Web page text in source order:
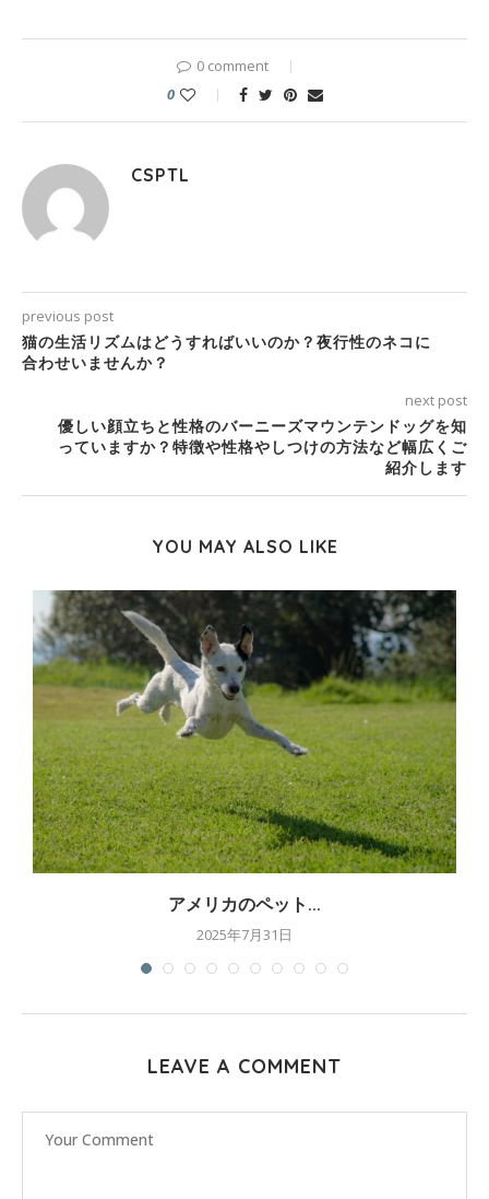
0 comment
0
CSPTL
previous post
猫の生活リズムはどうすればいいのか？夜行性のネコに
合わせいませんか？
next post
優しい顔立ちと性格のバーニーズマウンテンドッグを知
っていますか？特徴や性格やしつけの方法など幅広くご
紹介します
YOU MAY ALSO LIKE
アメリカのペット...
2025年7月31日
LEAVE A COMMENT